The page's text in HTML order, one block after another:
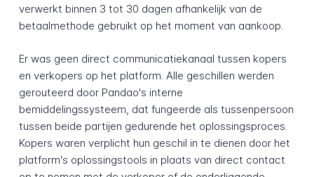
verwerkt binnen 3 tot 30 dagen afhankelijk van de
betaalmethode gebruikt op het moment van aankoop.
Er was geen direct communicatiekanaal tussen kopers
en verkopers op het platform. Alle geschillen werden
gerouteerd door Pandao's interne
bemiddelingssysteem, dat fungeerde als tussenpersoon
tussen beide partijen gedurende het oplossingsproces.
Kopers waren verplicht hun geschil in te dienen door het
platform's oplossingstools in plaats van direct contact